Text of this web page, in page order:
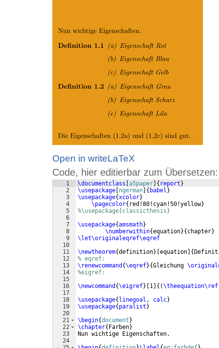
Open in writeLaTeX
Code, hier editierbar zum Übersetzen:
1
2
3
4
5
6
7
8
9
10
11
12
13
14
15
16
17
18
19
20
21
22
23
24
\documentclass a5paper { report }
\usepackage ngerman { babel }
\usepackage{xcolor}
\pagecolor{ red!80!cyan!50!yellow}
%\usepackage{classicthesis}
\usepackage{amsmath}
\numberwithin{equation}{ chapter}
\let\originaleqref\eqref
\newtheorem{definition} equation {
% eqref:
\renewcommand {\eqref}{Gleichung
%eigref:
\newcommand {\eigref} 1 {(\theequation\ref
\usepackage{ linegoal, calc}
\usepackage{ paralist }
\begin{document }
\chapter{ Farben}
Nun wichtige Eigenschaften.